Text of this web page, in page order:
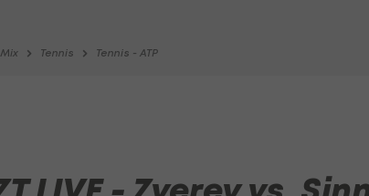
Tennis Tennis - ATP